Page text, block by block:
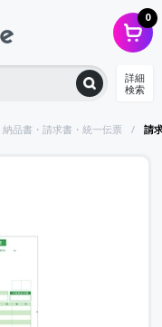
0
詳細
検索
納品書・請求書・統一伝票 請